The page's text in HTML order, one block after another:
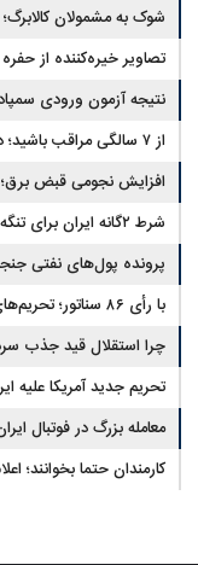
شوک به مشمولان
تصاویر خیره‌کننده از
نتیجه آزمون ورودی
از ۷ سالگی مراقب باشید؛ دشمن خاموش سلامت کودکان شناسایی شد
افزایش نجومی قبض برق؛
شرط ۲گانه ایران برای تنگه هرمز؛ تحریم‌ها و غرامت به معادله برگشتند
پرونده پول‌های نفتی
با رأی ۸۶ سناتور؛ تحریم‌های تازه علیه ایران کلید خورد
چرا استقلال قید جذب
تحریم جدید آمریکا علیه
معامله بزرگ در فوتبال
کارمندان حتما بخوانند؛